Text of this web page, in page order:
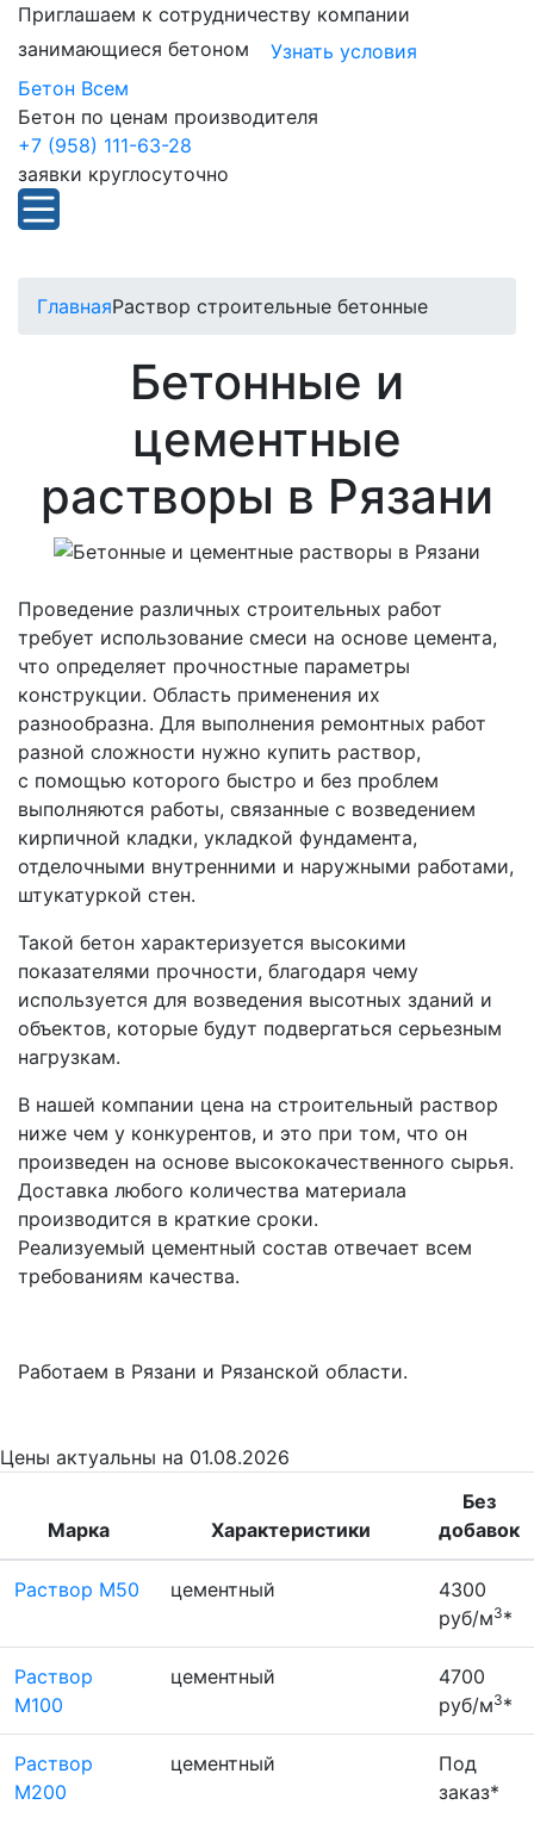
Приглашаем к сотрудничеству компании
занимающиеся бетоном
Узнать условия
Бетон Всем
Бетон по ценам производителя
+7 (958) 111-63-28
заявки круглосуточно
ГлавнаяРаствор строительные бетонные
Бетонные и
цементные
растворы в Рязани
Проведение различных строительных работ
требует использование смеси на основе цемента,
что определяет прочностные параметры
конструкции. Область применения их
разнообразна. Для выполнения ремонтных работ
разной сложности нужно купить раствор,
с помощью которого быстро и без проблем
выполняются работы, связанные с возведением
кирпичной кладки, укладкой фундамента,
отделочными внутренними и наружными работами,
штукатуркой стен.
Такой бетон характеризуется высокими
показателями прочности, благодаря чему
используется для возведения высотных зданий и
объектов, которые будут подвергаться серьезным
нагрузкам.
В нашей компании цена на строительный раствор
ниже чем у конкурентов, и это при том, что он
произведен на основе высококачественного сырья.
Доставка любого количества материала
производится в краткие сроки.
Реализуемый цементный состав отвечает всем
требованиям качества.
Работаем в Рязани и Рязанской области.
Цены актуальны на 01.08.2026
Марка Характеристики
Без
добавок
Раствор М50 цементный
4300
руб/м3*
Раствор
М100
цементный
4700
руб/м3*
Раствор
М200
цементный
Под
заказ*